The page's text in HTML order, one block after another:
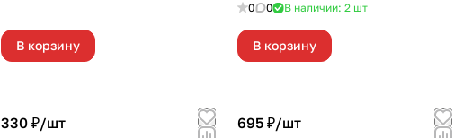
В корзину
0 0 В наличии: 2 шт
В корзину
330 ₽/шт 695 ₽/шт